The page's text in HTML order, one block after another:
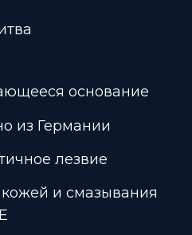
основание
из Германии
лезвие
и смазывания